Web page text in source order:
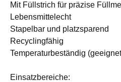
Mit Füllstrich für präzise
Lebensmittelecht
Stapelbar und platzsparend
Recyclingfähig
Temperaturbeständig
Einsatzbereiche: